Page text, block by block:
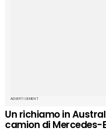
ADVERTISEMENT
Un richiamo in
camion di Mercedes-